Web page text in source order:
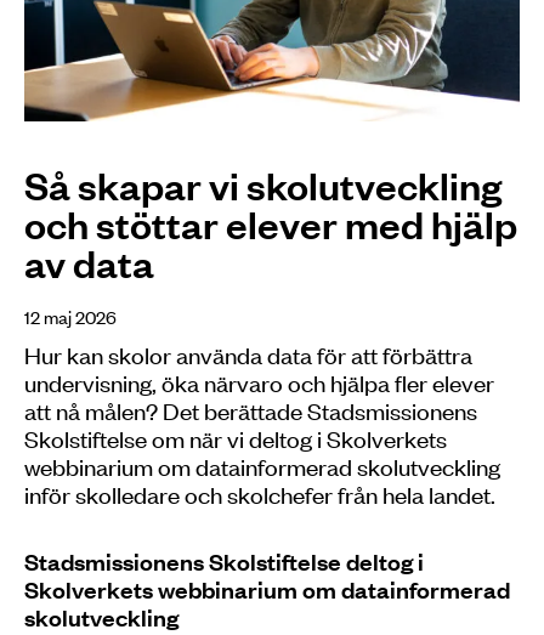
Så skapar vi skolutveckling
och stöttar elever med hjälp
av data
12 maj 2026
Hur kan skolor använda data för att förbättra
undervisning, öka närvaro och hjälpa fler elever
att nå målen? Det berättade Stadsmissionens
Skolstiftelse om när vi deltog i Skolverkets
webbinarium om datainformerad skolutveckling
inför skolledare och skolchefer från hela landet.
Stadsmissionens Skolstiftelse deltog i
Skolverkets webbinarium om datainformerad
skolutveckling